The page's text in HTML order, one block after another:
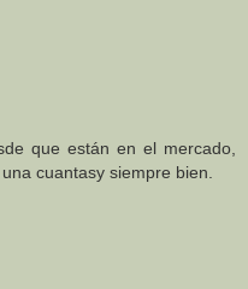
que están en el mercado,
cuantasy siempre bien.